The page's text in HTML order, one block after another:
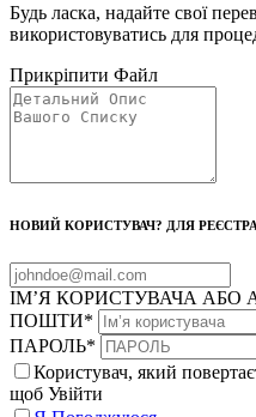
Будь ласка, надайте свої
використовуватись для
Прикріпити Файл
НОВИЙ КОРИСТУВАЧ? ДЛЯ
ІМ’Я КОРИСТУВАЧА АБО
ПОШТИ*
ПАРОЛЬ*
Користувач, який
щоб Увійти